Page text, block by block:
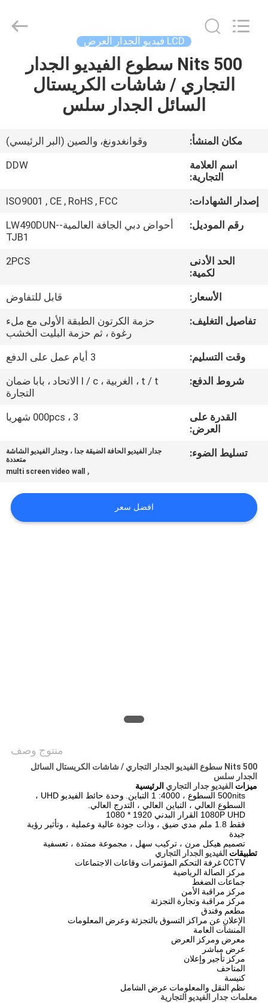
الصفحة
الرئيسية
معلومات
جولة
المعمل
مراقبة
الجودة
اتصل
أخبار
اطلب
CASE
Technology
Developed
LCD فيديو الجدار العرض
500 Nits سطوع الفيديو الجدار
التجاري / شاشات الكريستال
السائل الجدار سلس
مكان المنشأ:
وقوانغدونغ، والصين (البر الرئيسي)
اسم العلامة
التجارية:
DDW
إصدار الشهادات:
ISO9001 , CE , RoHS , FCC
رقم الموديل:
أحواض دبي الجافة العالمية-LW490DUN-
TJB1
الحد الأدنى
لكمية:
2PCS
الأسعار:
قابل للتفاوض
تفاصيل التغليف:
حزمة الكرتون الطبقة الأولى مع ملء
رغوة ، ثم حزمة البليت الخشب
وقت التسليم:
3 أيام عمل على الدفع
شروط الدفع:
t / t ، الغربية ، l / c الاتحاد ، بابا ضمان
التجارة
القدرة على
العرض:
3 ، 000pcs شهريا
تسليط الضوء:
جدار الفيديو الحافة الضيقة جدا ، وجدار الفيديو الشاشة
متعددة
,
multi screen video wall
افضل سعر
منتوج وصف
500 Nits سطوع الفيديو الجدار التجاري / شاشات الكريستال السائل
الجدار سلس
ميزات الفيديو جدار التجاري الرئيسية
500nits السطوع ، 4000: 1 التباين.
وحدة حائط الفيديو UHD ،
السطوع العالي ، التباين العالي ، التدرج العالي.
1080P UHD القرار البدني 1920 * 1080
فقط 1.8 ملم مدي ضيق ، وذات جودة عالية وعملية ، وتأثير رؤية
جيدة
تصميم هيكل مرن ، تركيب سهل ، مجموعة ممتدة ، تعسفية
تطبيقات الفيديو الجدار التجاري
CCTV غرفة التحكم المؤتمرات وقاعات الاجتماعات
مركز الصالة الرياضية
جماعات الضغط
مركز مراقبة الأمن
مركز مراقبة وتجارة التجزئة
مطعم وفندق
الإعلان عن مراكز التسوق بالتجزئة وعرض المعلومات
المنشآت العامة
معرض ومركز العرض
عرض مباشر
مركز تأجير وإعلان
المتاحف
كنيسة
نظم النقل والمعلومات عرض الشامل
معلمات جدار الفيديو التجارية